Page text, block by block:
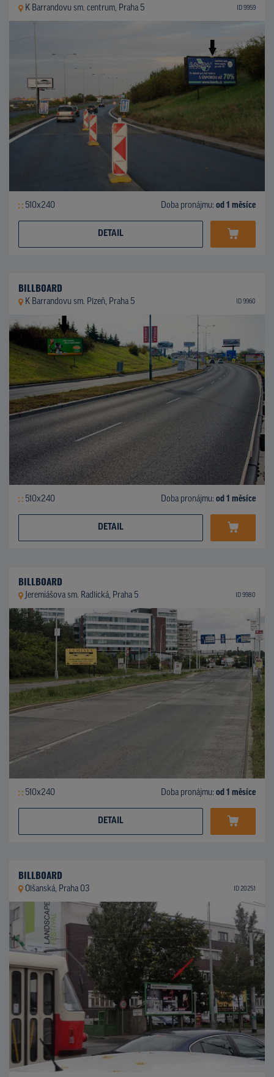
K Barrandovu sm. centrum, Praha 5 ID 9959
510x240 Doba pronájmu: od 1 měsíce
DETAIL
BILLBOARD
K Barrandovu sm. Plzeň, Praha 5 ID 9960
510x240 Doba pronájmu: od 1 měsíce
DETAIL
BILLBOARD
Jeremiášova sm. Radlická, Praha 5 ID 9980
510x240 Doba pronájmu: od 1 měsíce
DETAIL
BILLBOARD
Olšanská, Praha 03 ID 20251